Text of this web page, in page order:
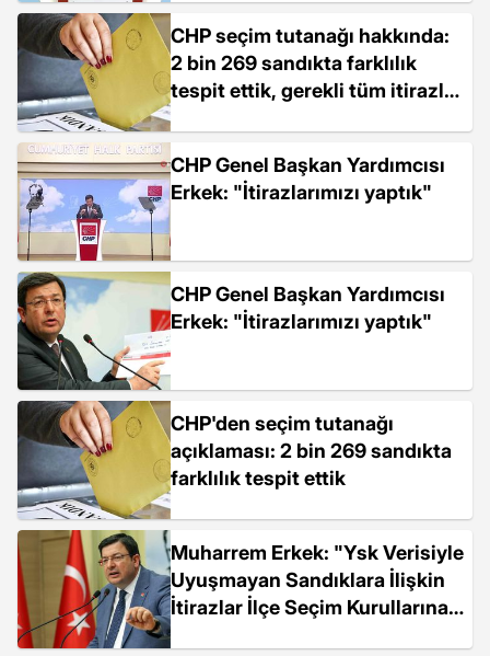
17.00...
CHP seçim tutanağı hakkında:
2 bin 269 sandıkta farklılık
tespit ettik, gerekli tüm itirazlar
CHP Genel Başkan Yardımcısı
Erkek: "İtirazlarımızı yaptık"
CHP Genel Başkan Yardımcısı
Erkek: "İtirazlarımızı yaptık"
CHP'den seçim tutanağı
açıklaması: 2 bin 269 sandıkta
farklılık tespit ettik
Muharrem Erkek: "Ysk Verisiyle
Uyuşmayan Sandıklara İlişkin
İtirazlar İlçe Seçim Kurullarına